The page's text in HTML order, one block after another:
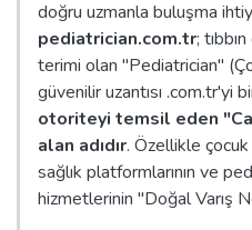
doğru uzmanla buluşma
pediatrician.com.tr;
terimi olan "Pediatrician"
güvenilir uzantısı .com.tr'yi
otoriteyi temsil eden
alan adıdır. Özellikle çocuk
sağlık platformlarının ve
hizmetlerinin "Doğal Varış